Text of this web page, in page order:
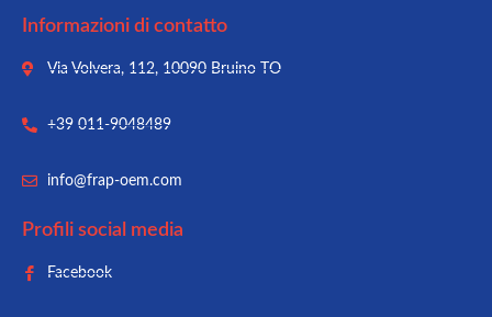
Informazioni di contatto
Via Volvera, 112, 10090 Bruino TO
+39 011-9048489
info@frap-oem.com
Profili social media
Facebook